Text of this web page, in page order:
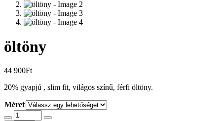
öltöny
44 900Ft
20% gyapjú , slim fit, világos színű, férfi öltöny.
Méret